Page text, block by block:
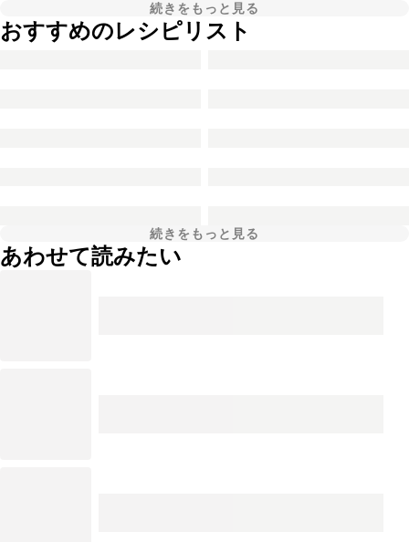
続きをもっと見る
おすすめのレシピリスト
続きをもっと見る
あわせて読みたい